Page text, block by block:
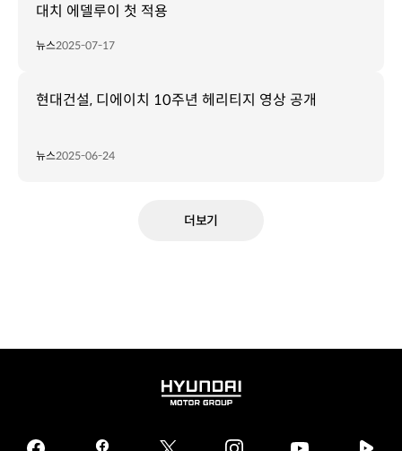
대치 에델루이 첫 적용
뉴스2025-07-17
현대건설, 디에이치 10주년 헤리티지 영상 공개
뉴스2025-06-24
더보기
HYUNDAI
GROUP